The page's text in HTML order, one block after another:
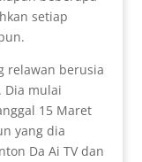
setiap
relawan berusia
Dia mulai
15 Maret
yang dia
Da Ai TV dan